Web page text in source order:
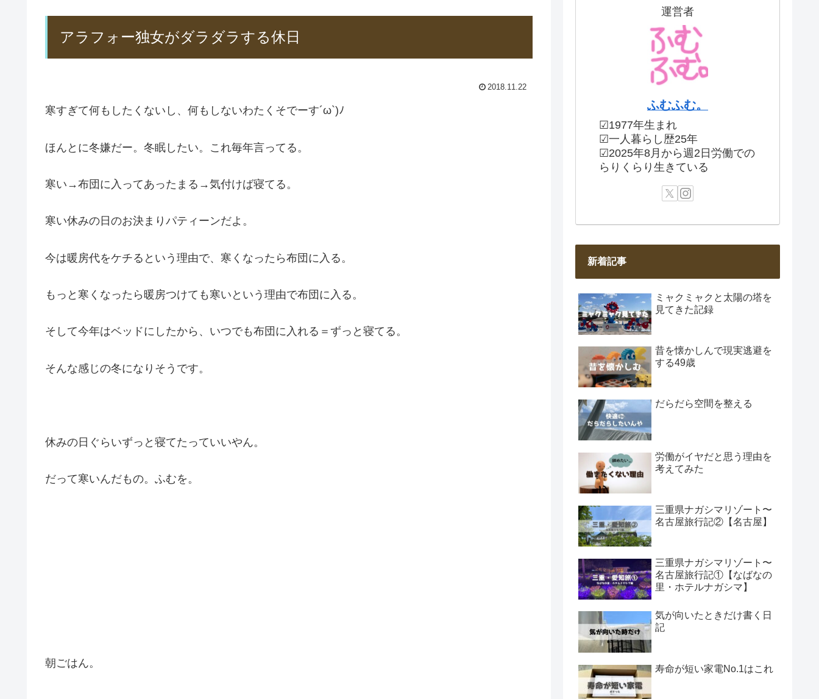
アラフォー独女がダラダラする休日
2018.11.22
寒すぎて何もしたくないし、何もしないわたくそでーす´ω`)ﾉ
ほんとに冬嫌だー。冬眠したい。これ毎年言ってる。
寒い→布団に入ってあったまる→気付けば寝てる。
寒い休みの日のお決まりパティーンだよ。
今は暖房代をケチるという理由で、寒くなったら布団に入る。
もっと寒くなったら暖房つけても寒いという理由で布団に入る。
そして今年はベッドにしたから、いつでも布団に入れる＝ずっと寝てる。
そんな感じの冬になりそうです。
休みの日ぐらいずっと寝てたっていいやん。
だって寒いんだもの。ふむを。
朝ごはん。
運営者
ふむふむ。
☑1977年生まれ
☑一人暮らし歴25年
☑2025年8月から週2日労働での
らりくらり生きている
新着記事
ミャクミャクと太陽の塔を
見てきた記録
昔を懐かしんで現実逃避を
する49歳
だらだら空間を整える
労働がイヤだと思う理由を
考えてみた
三重県ナガシマリゾート〜
名古屋旅行記②【名古屋】
三重県ナガシマリゾート〜
名古屋旅行記①【なばなの
里・ホテルナガシマ】
気が向いたときだけ書く日
記
寿命が短い家電No.1はこれ